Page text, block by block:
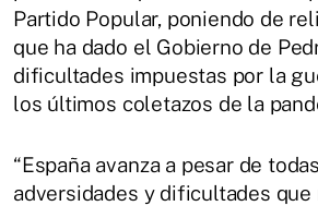
Partido Popular, poniendo de
que ha dado el Gobierno de
dificultades impuestas por la
los últimos coletazos de la
“España avanza a pesar de
adversidades y dificultades que